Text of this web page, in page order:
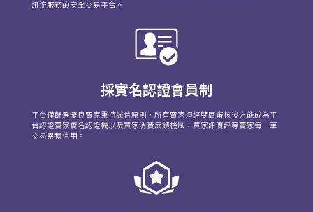
訊流服務的安全交易平台。
採實名認證會員制
平台僅篩選優良賣家秉持誠信原則，所有賣家須經雙層審核後方能成為平
台認證賣家實名認證機以及買家消費反饋機制，買家評價評等賣家每一筆
交易累積信用。